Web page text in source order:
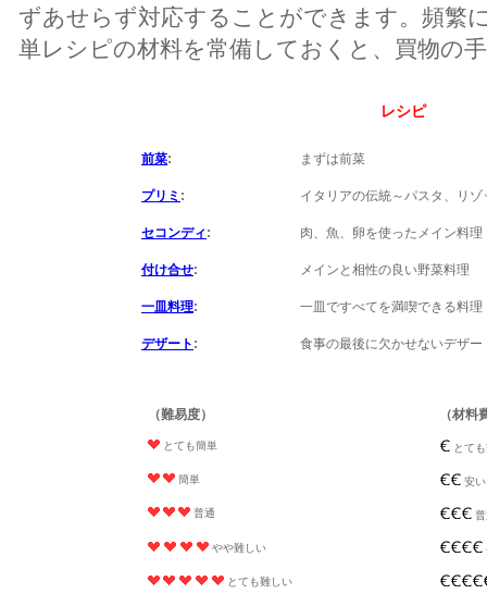
ずあせらず対応することができます。頻繁
単レシピの材料を常備しておくと、買物の
レシピ
前菜: まずは前菜
プリミ : イタリアの伝統～パスタ、リゾ
セコンディ : 肉、魚、卵を使ったメイン料理
付け合せ: メインと相性の良い野菜料理
一皿料理: 一皿ですべてを満喫できる料理
デザート : 食事の最後に欠かせないデザー
（難易度） （材料
とても簡単 とても
簡単 安い
普通 普
やや難しい
とても難しい